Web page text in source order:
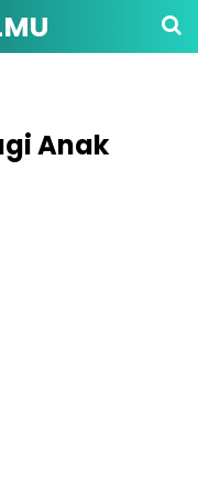
Anak